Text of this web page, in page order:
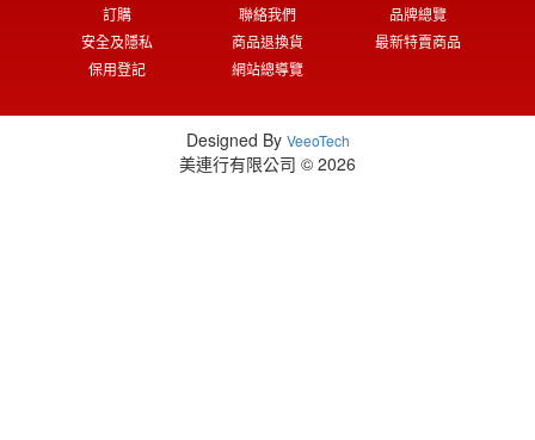
訂購
安全及隱私
保用登記
聯絡我們
商品退換貨
網站總導覽
品牌總覽
最新特賣商品
Designed By VeeoTech
美連行有限公司 © 2026